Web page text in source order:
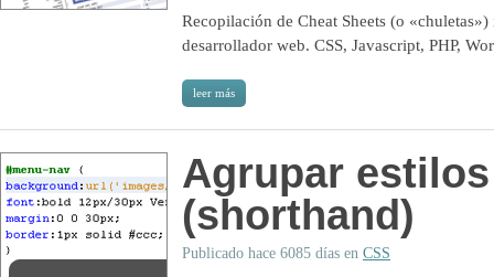
Recopilación de Cheat Sheets (o
desarrollador web. CSS, Javascript, PHP,
leer más
Agrupar estilos
(shorthand)
Publicado hace 6085 días en CSS